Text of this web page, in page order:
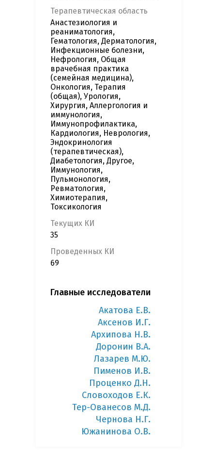
Терапевтическая область
Анастезиология и
реаниматология,
Гематология, Дерматология,
Инфекционные болезни,
Нефрология, Общая
врачебная практика
(семейная медицина),
Онкология, Терапия
(общая), Урология,
Хирургия, Аллергология и
иммунология,
Иммунопрофилактика,
Кардиология, Неврология,
Эндокринология
(терапевтическая),
Диабетология, Другое,
Иммунология,
Пульмонология,
Ревматология,
Химиотерапия,
Токсикология
Текущих КИ
35
Проведенных КИ
69
Главные исследователи
Акатова Е.В.
Аксенов И.Г.
Архипова Н.В.
Доронин В.А.
Лазарев М.Ю.
Пименов И.В.
Проценко Д.Н.
Словоходов Е.К.
Тер-Ованесов М.Д.
Чернова Н.Г.
Южанинова О.В.